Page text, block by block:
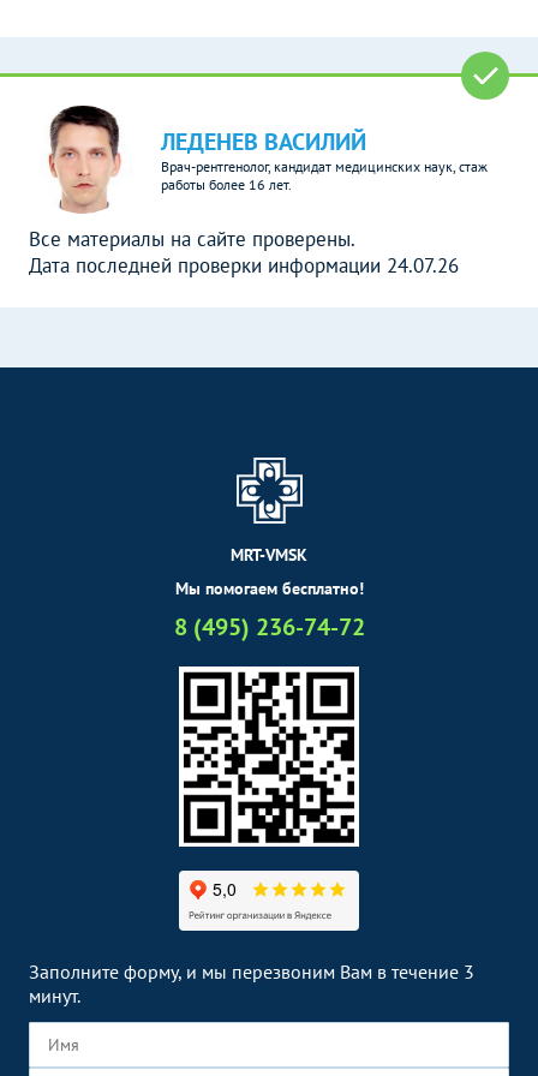
ЛЕДЕНЕВ ВАСИЛИЙ
Врач-рентгенолог, кандидат медицинских наук, стаж
работы более 16 лет.
Все материалы на сайте проверены.
Дата последней проверки информации 24.07.26
MRT-VMSK
Мы помогаем бесплатно!
8 (495) 236-74-72
Заполните форму, и мы перезвоним Вам в течение 3
минут.